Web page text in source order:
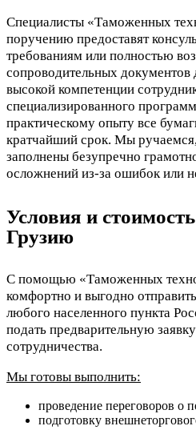
Специалисты «Таможенных
поручению предоставят
требованиям или полностью
сопроводительных документов
высокой компетенции
специализированного
практическому опыту все
кратчайший срок. Мы
заполнены безупречно
осложнений из-за ошибок или
Условия и
Грузию
С помощью «Таможенных
комфортно и выгодно
любого населенного пункта
подать предварительную
сотрудничества.
Мы готовы выполнить:
проведение переговоров о
подготовку